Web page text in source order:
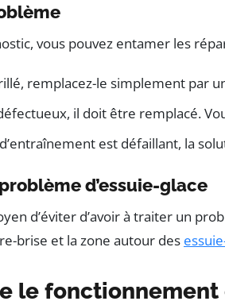
vous pouvez entamer les
remplacez-le simplement par
il doit être remplacé.
est défaillant, la
d’essuie-glace
d’éviter d’avoir à traiter un
brise et la zone autour des
le fonctionnement